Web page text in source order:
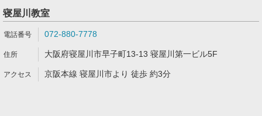
寝屋川教室
072-880-7778
大阪府寝屋川市早子町13-13 寝屋川第一ビル5F
京阪本線 寝屋川市より 徒歩 約3分